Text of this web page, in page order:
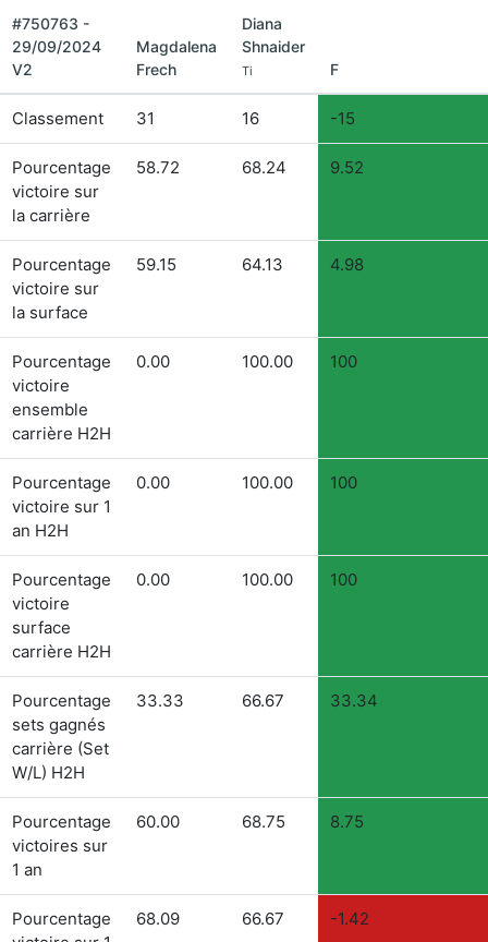
#750763 -
29/09/2024
V2
Magdalena
Frech
Diana
Shnaider
Ti F
Classement 31 16 -15
Pourcentage
victoire sur
la carrière
58.72 68.24 9.52
Pourcentage
victoire sur
la surface
59.15 64.13 4.98
Pourcentage
victoire
ensemble
carrière H2H
0.00 100.00 100
Pourcentage
victoire sur 1
an H2H
0.00 100.00 100
Pourcentage
victoire
surface
carrière H2H
0.00 100.00 100
Pourcentage
sets gagnés
carrière (Set
W/L) H2H
33.33 66.67 33.34
Pourcentage
victoires sur
1 an
60.00 68.75 8.75
Pourcentage
68.09 66.67 -1.42